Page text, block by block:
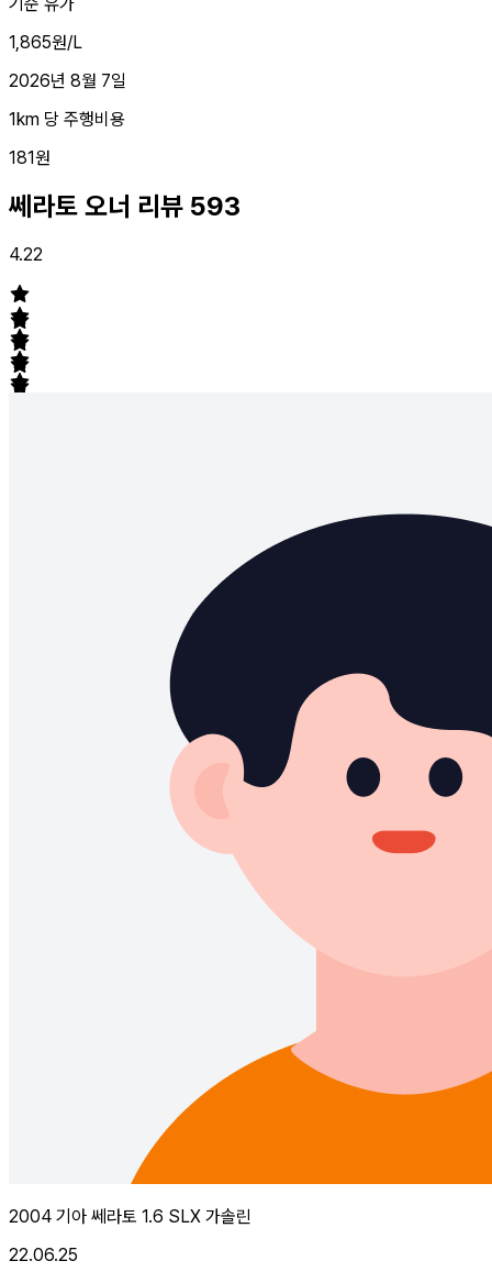
1,865원/L
2026년 8월 7일
1km 당 주행비용
181원
쎄라토 오너 리뷰 593
4.22
2004 기아 쎄라토 1.6 SLX 가솔린
22.06.25